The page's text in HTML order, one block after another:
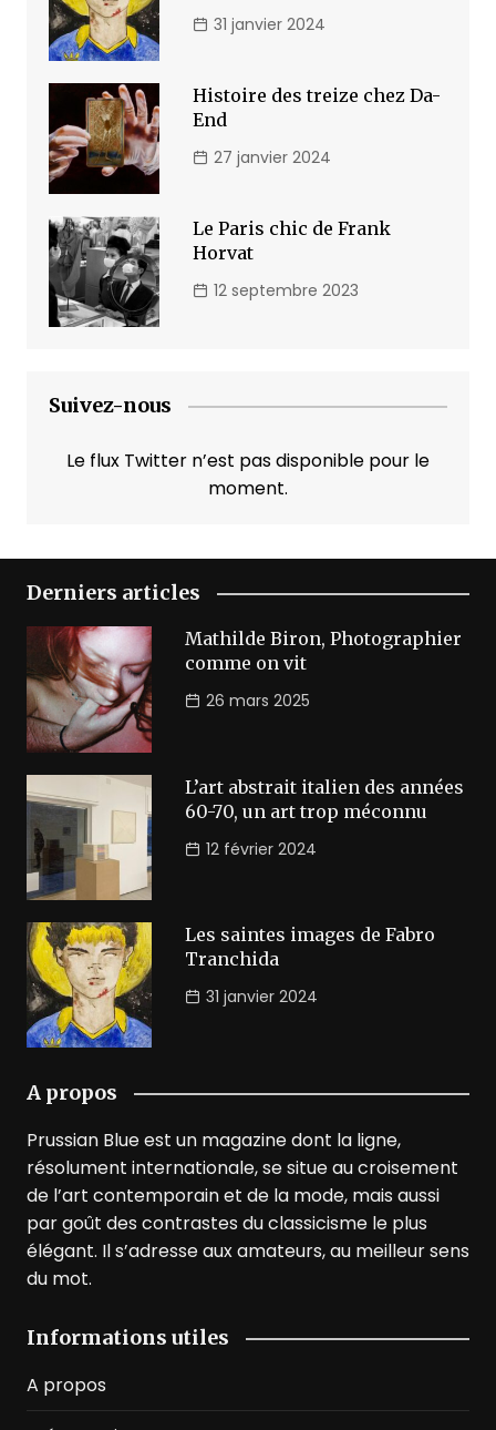
31 janvier 2024
Histoire des treize chez Da-
End
27 janvier 2024
Le Paris chic de Frank
Horvat
12 septembre 2023
Suivez-nous
Le flux Twitter n’est pas disponible pour le
moment.
Derniers articles
Mathilde Biron, Photographier
comme on vit
26 mars 2025
L’art abstrait italien des années
60-70, un art trop méconnu
12 février 2024
Les saintes images de Fabro
Tranchida
31 janvier 2024
A propos
Prussian Blue est un magazine dont la ligne,
résolument internationale, se situe au croisement
de l’art contemporain et de la mode, mais aussi
par goût des contrastes du classicisme le plus
élégant. Il s’adresse aux amateurs, au meilleur sens
du mot.
Informations utiles
A propos